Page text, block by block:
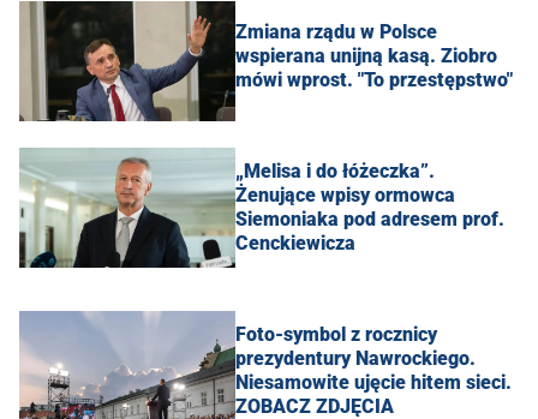
Zmiana rządu w Polsce
wspierana unijną kasą. Ziobro
mówi wprost. "To przestępstwo"
„Melisa i do łóżeczka”.
Żenujące wpisy ormowca
Siemoniaka pod adresem prof.
Cenckiewicza
Foto-symbol z rocznicy
prezydentury Nawrockiego.
Niesamowite ujęcie hitem sieci.
ZOBACZ ZDJĘCIA